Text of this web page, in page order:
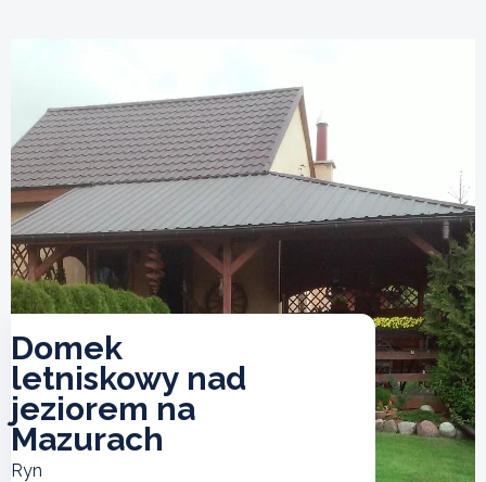
Domek
letniskowy nad
jeziorem na
Mazurach
Ryn